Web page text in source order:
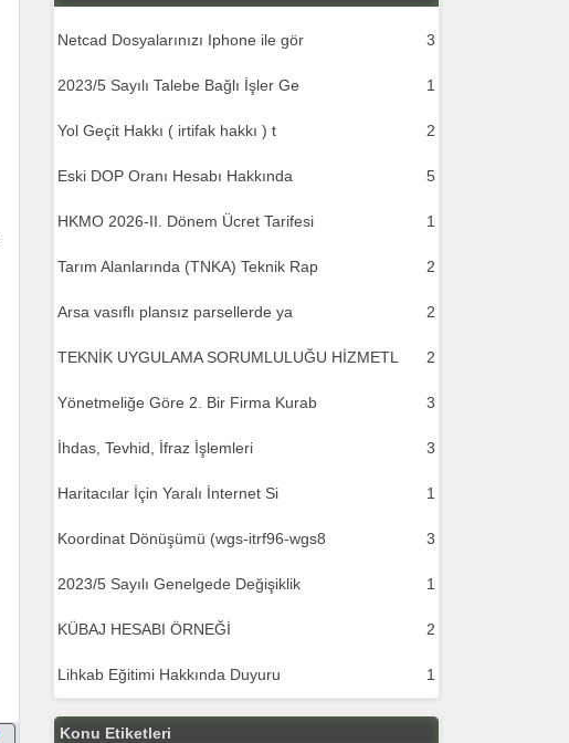
Netcad Dosyalarınızı Iphone ile gör 3
2023/5 Sayılı Talebe Bağlı İşler Ge 1
Yol Geçit Hakkı ( irtifak hakkı ) t 2
Eski DOP Oranı Hesabı Hakkında 5
HKMO 2026-II. Dönem Ücret Tarifesi 1
Tarım Alanlarında (TNKA) Teknik Rap 2
Arsa vasıflı plansız parsellerde ya 2
TEKNİK UYGULAMA SORUMLULUĞU HİZMETL 2
Yönetmeliğe Göre 2. Bir Firma Kurab 3
İhdas, Tevhid, İfraz İşlemleri 3
Haritacılar İçin Yaralı İnternet Si 1
Koordinat Dönüşümü (wgs-itrf96-wgs8 3
2023/5 Sayılı Genelgede Değişiklik 1
KÜBAJ HESABI ÖRNEĞİ 2
Lihkab Eğitimi Hakkında Duyuru 1
Konu Etiketleri